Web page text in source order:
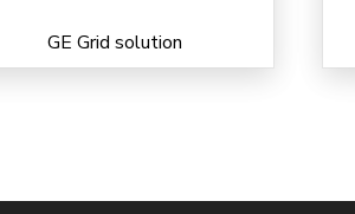
GE Grid solution